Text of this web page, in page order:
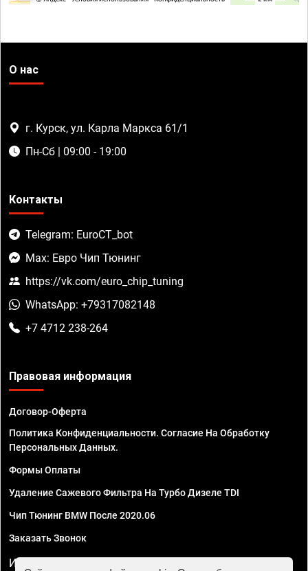
О нас
г. Курск, ул. Карла Маркса 61/1
Пн-Сб | 09:00 - 19:00
Контакты
Telegram: EuroCT_bot
Max: Евро Чип Тюнинг
https://vk.com/euro_chip_tuning
WhatsApp: +79317082148
+7 4712 238-264
Правовая информация
Договор-Оферта
Политика Конфиденциальности. Согласие На Обработку
Персональных Данных.
Формы Оплаты
Удаление Сажевого Фильтра На Турбо Дизеле TDI
Чип Тюнинг BMW После 2020.06
Заказать Звонок
ИП Смирнов Георгий Павлович. ИНН 781302555843,